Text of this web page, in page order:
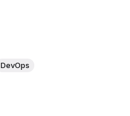
DevOps